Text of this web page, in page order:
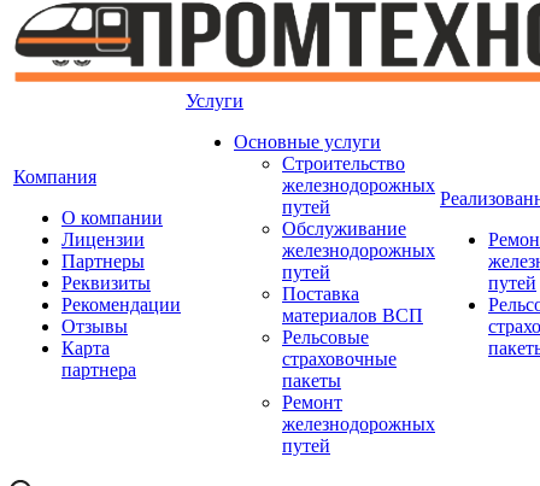
Компания
О компании
Лицензии
Партнеры
Реквизиты
Рекомендации
Отзывы
Карта
партнера
Услуги
Основные услуги
Строительство
железнодорожных
путей
Обслуживание
железнодорожных
путей
Поставка
материалов ВСП
Рельсовые
страховочные
пакеты
Ремонт
железнодорожных
путей
путей